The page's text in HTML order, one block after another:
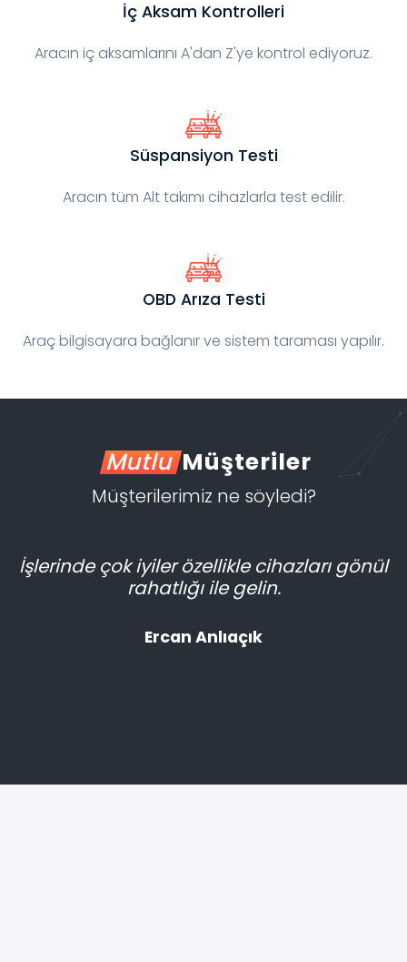
İç Aksam Kontrolleri
Aracın iç aksamlarını A'dan Z'ye kontrol ediyoruz.
Süspansiyon Testi
Aracın tüm Alt takımı cihazlarla test edilir.
OBD Arıza Testi
Araç bilgisayara bağlanır ve sistem taraması yapılır.
MutluMüşteriler
Müşterilerimiz ne söyledi?
İşlerinde çok iyiler özellikle cihazları gönül
rahatlığı ile gelin.
Ercan Anlıaçık